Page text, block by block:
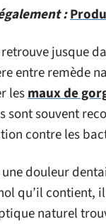
:
retrouve jusque
entre remède
lesmaux de
sont souvent
contre les
une douleur
qu’il contient,
naturel